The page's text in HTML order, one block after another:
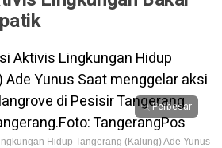
Perbesar
Hidup Tangerang (Kalung) Ade Yunus